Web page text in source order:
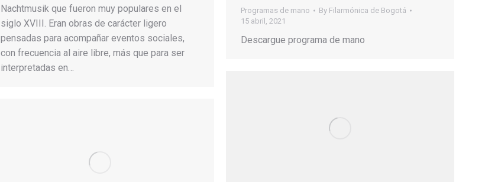
Nachtmusik que fueron muy populares en el
siglo XVIII. Eran obras de carácter ligero
pensadas para acompañar eventos sociales,
con frecuencia al aire libre, más que para ser
interpretadas en…
Programas de mano By Filarmónica de Bogotá
15 abril, 2021
Descargue programa de mano